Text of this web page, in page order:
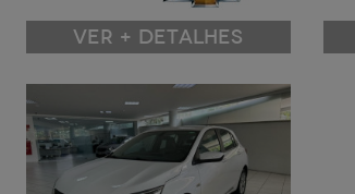
VER + DETALHES